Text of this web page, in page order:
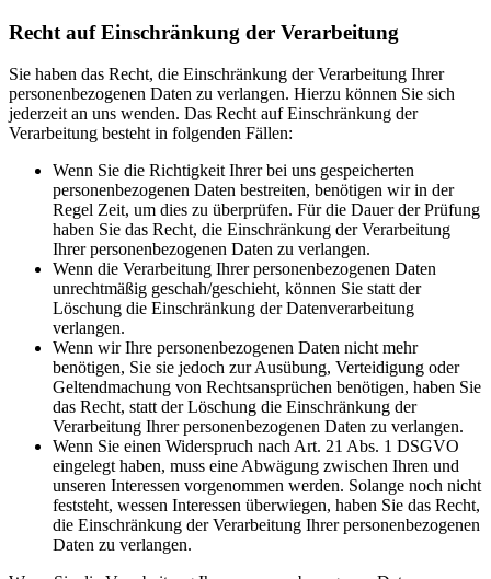
Recht auf Einschränkung der Verarbeitung
Sie haben das Recht, die Einschränkung der Verarbeitung Ihrer
personenbezogenen Daten zu verlangen. Hierzu können Sie sich
jederzeit an uns wenden. Das Recht auf Einschränkung der
Verarbeitung besteht in folgenden Fällen:
Wenn Sie die Richtigkeit Ihrer bei uns gespeicherten
personenbezogenen Daten bestreiten, benötigen wir in der
Regel Zeit, um dies zu überprüfen. Für die Dauer der Prüfung
haben Sie das Recht, die Einschränkung der Verarbeitung
Ihrer personenbezogenen Daten zu verlangen.
Wenn die Verarbeitung Ihrer personenbezogenen Daten
unrechtmäßig geschah/geschieht, können Sie statt der
Löschung die Einschränkung der Datenverarbeitung
verlangen.
Wenn wir Ihre personenbezogenen Daten nicht mehr
benötigen, Sie sie jedoch zur Ausübung, Verteidigung oder
Geltendmachung von Rechtsansprüchen benötigen, haben Sie
das Recht, statt der Löschung die Einschränkung der
Verarbeitung Ihrer personenbezogenen Daten zu verlangen.
Wenn Sie einen Widerspruch nach Art. 21 Abs. 1 DSGVO
eingelegt haben, muss eine Abwägung zwischen Ihren und
unseren Interessen vorgenommen werden. Solange noch nicht
feststeht, wessen Interessen überwiegen, haben Sie das Recht,
die Einschränkung der Verarbeitung Ihrer personenbezogenen
Daten zu verlangen.